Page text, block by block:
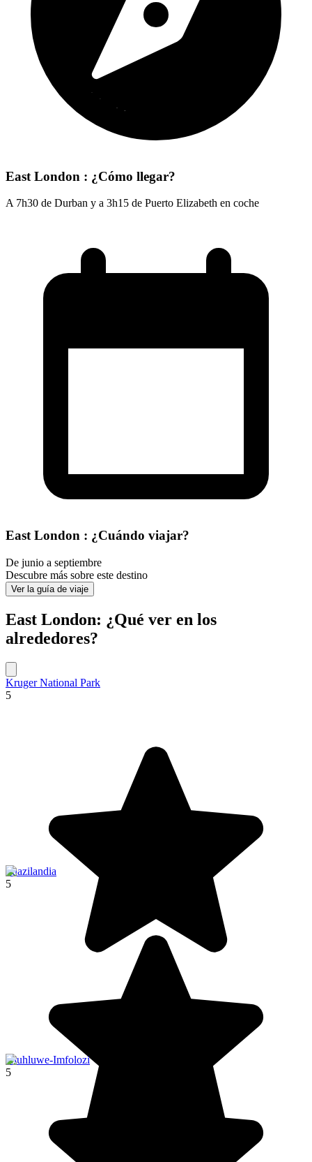
East London : ¿Cómo llegar?
A 7h30 de Durban y a 3h15 de Puerto Elizabeth en coche
East London : ¿Cuándo viajar?
De junio a septiembre
Descubre más sobre este destino
Ver la guía de viaje
East London: ¿Qué ver en los
alrededores?
Kruger National Park
5
Suazilandia
5
Hluhluwe-Imfolozi
5